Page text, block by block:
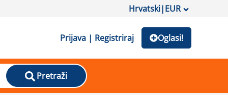
Hrvatski|EUR
Prijava | Registriraj Oglasi!
Pretraži